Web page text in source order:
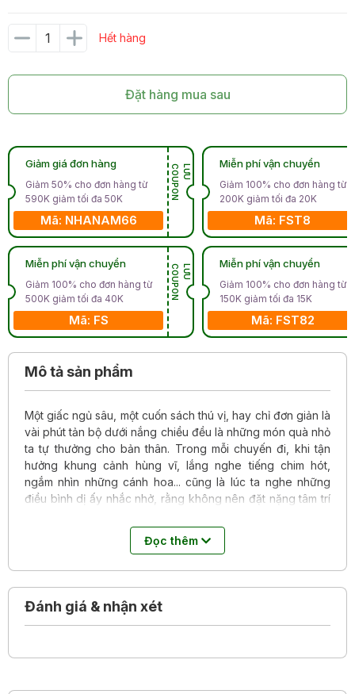
Hết hàng
Đặt hàng mua sau
Giảm giá đơn hàng
Giảm 50% cho đơn hàng từ
590K giảm tối đa 50K
Mã: NHANAM66
L
Ư
U
C
O
U
P
O
N
Miễn phí vận chuyển
Giảm 100% cho đơn hàng từ
500K giảm tối đa 40K
Mã: FS
L
Ư
U
C
O
U
P
O
N
Miễn phí vận chuyển
Giảm 100% cho đơn hàng từ
200K giảm tối đa 20K
Mã: FST8
Miễn phí vận chuyển
Giảm 100% cho đơn hàng từ
150K giảm tối đa 15K
Mã: FST82
Mô tả sản phẩm
Một giấc ngủ sâu, một cuốn sách thú vị, hay chỉ đơn giản là
vài phút tản bộ dưới nắng chiều đều là những món quà nhỏ
ta tự thưởng cho bản thân. Trong mỗi chuyến đi, khi tận
hưởng khung cảnh hùng vĩ, lắng nghe tiếng chim hót,
ngắm nhìn những cánh hoa... cũng là lúc ta nghe những
điều bình dị ấy nhắc nhở, rằng không nên đặt nặng tâm trí
Chấp nhận bản thân không hoàn hảo, giữ khoảng cách với
Cuộc đời ngoài nước mắt còn có những món quà. Khi biết
yêu thương bản thân, ta sẽ nhận ra mọi điều lãng mạn và
Đọc thêm
Đánh giá & nhận xét